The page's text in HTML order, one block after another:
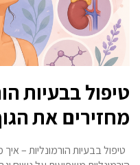
טיפול בבעיות
מחזירים את
טיפול בבעיות הורמונליות –